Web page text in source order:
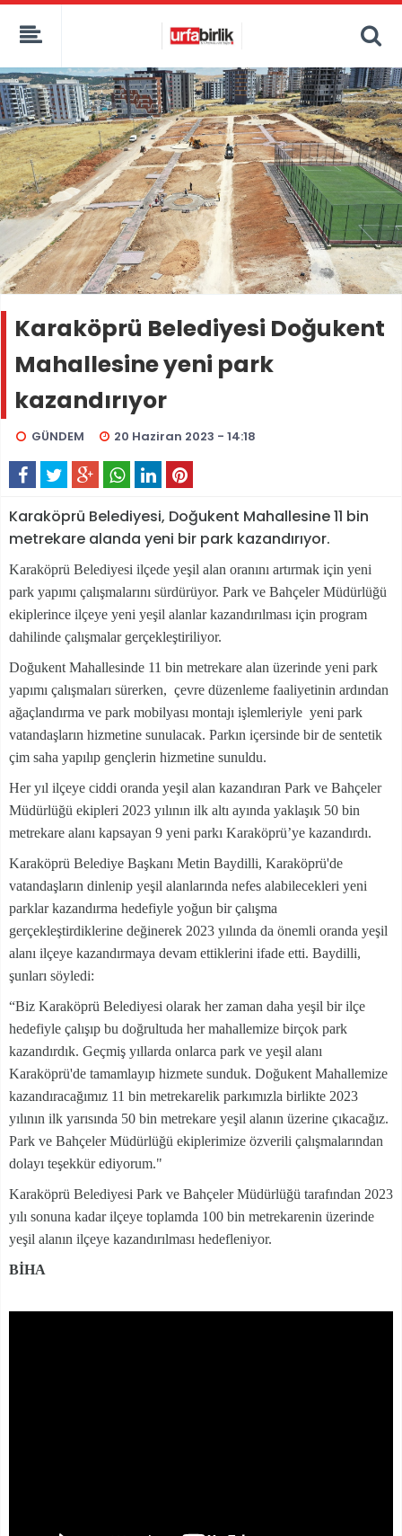
Karaköprü Belediyesi Doğukent
Mahallesine yeni park
kazandırıyor
GÜNDEM 20 Haziran 2023 - 14:18
Karaköprü Belediyesi, Doğukent Mahallesine 11 bin
metrekare alanda yeni bir park kazandırıyor.
Karaköprü Belediyesi ilçede yeşil alan oranını artırmak için yeni
park yapımı çalışmalarını sürdürüyor. Park ve Bahçeler Müdürlüğü
ekiplerince ilçeye yeni yeşil alanlar kazandırılması için program
dahilinde çalışmalar gerçekleştiriliyor.
Doğukent Mahallesinde 11 bin metrekare alan üzerinde yeni park
yapımı çalışmaları sürerken, çevre düzenleme faaliyetinin ardından
ağaçlandırma ve park mobilyası montajı işlemleriyle yeni park
vatandaşların hizmetine sunulacak. Parkın içersinde bir de sentetik
çim saha yapılıp gençlerin hizmetine sunuldu.
Her yıl ilçeye ciddi oranda yeşil alan kazandıran Park ve Bahçeler
Müdürlüğü ekipleri 2023 yılının ilk altı ayında yaklaşık 50 bin
metrekare alanı kapsayan 9 yeni parkı Karaköprü’ye kazandırdı.
Karaköprü Belediye Başkanı Metin Baydilli, Karaköprü'de
vatandaşların dinlenip yeşil alanlarında nefes alabilecekleri yeni
parklar kazandırma hedefiyle yoğun bir çalışma
gerçekleştirdiklerine değinerek 2023 yılında da önemli oranda yeşil
alanı ilçeye kazandırmaya devam ettiklerini ifade etti. Baydilli,
şunları söyledi:
“Biz Karaköprü Belediyesi olarak her zaman daha yeşil bir ilçe
hedefiyle çalışıp bu doğrultuda her mahallemize birçok park
kazandırdık. Geçmiş yıllarda onlarca park ve yeşil alanı
Karaköprü'de tamamlayıp hizmete sunduk. Doğukent Mahallemize
kazandıracağımız 11 bin metrekarelik parkımızla birlikte 2023
yılının ilk yarısında 50 bin metrekare yeşil alanın üzerine çıkacağız.
Park ve Bahçeler Müdürlüğü ekiplerimize özverili çalışmalarından
dolayı teşekkür ediyorum."
Karaköprü Belediyesi Park ve Bahçeler Müdürlüğü tarafından 2023
yılı sonuna kadar ilçeye toplamda 100 bin metrekarenin üzerinde
yeşil alanın ilçeye kazandırılması hedefleniyor.
BİHA